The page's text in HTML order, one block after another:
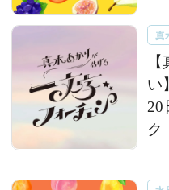
真
い
20
ク